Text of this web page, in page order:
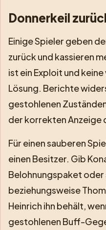
Donnerkeil
Einige Spieler geben
zurück und kassieren
ist ein Exploit und
Lösung. Berichte
gestohlenen
der korrekten Anzeige
Für einen sauberen
einen Besitzer. Gib
Belohnungspaket oder
beziehungsweise
Heinrich ihn behält,
gestohlenen Buff-